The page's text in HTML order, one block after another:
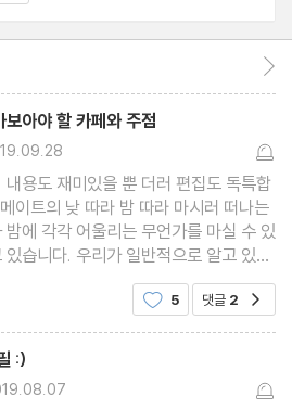
는 중국 차 체험 공간
젊은 예술가들의 감성 공간
이 가득한 유기농 카페
아야 할 카페와 주점
용도 재미있을 뿐 더러 편집도 독특합
이트의 낮 따라 밤 따라 마시러 떠나는
밤에 각각 어울리는 무언가를 마실 수 있
습니다. 우리가 일반적으로 알고 있는
피나 음료를 파는 카페를, 밤 시간에는
이나 식
5 댓글 2
:)